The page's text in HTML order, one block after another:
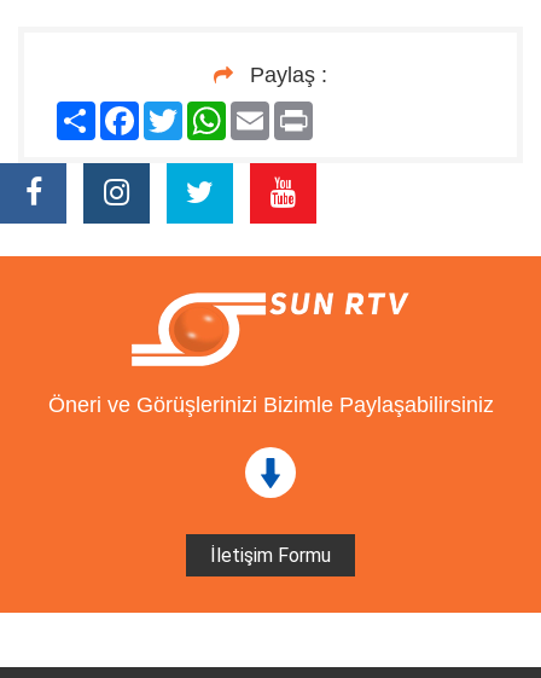
Paylaş :
PaylaşFacebook
TwitterWhatsApp
Email
Öneri ve Görüşlerinizi Bizimle Paylaşabilirsiniz
İletişim Formu